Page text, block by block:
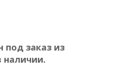
заказ из
наличии.